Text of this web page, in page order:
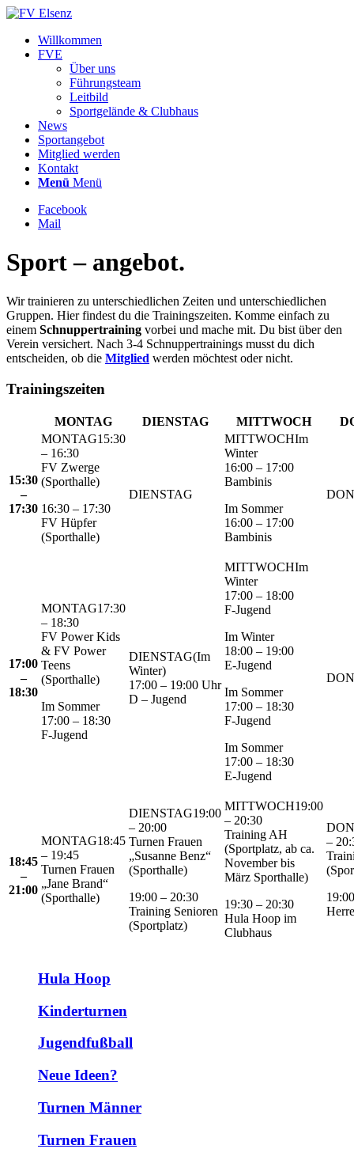
Willkommen
FVE
Über uns
Führungsteam
Leitbild
Sportgelände & Clubhaus
News
Sportangebot
Mitglied werden
Kontakt
Menü Menü
Facebook
Mail
Sport – angebot.
Wir trainieren zu unterschiedlichen Zeiten und unterschiedlichen
Gruppen. Hier findest du die Trainingszeiten. Komme einfach zu
einem Schnuppertraining vorbei und mache mit. Du bist über den
Verein versichert. Nach 3-4 Schnuppertrainings musst du dich
entscheiden, ob die Mitglied werden möchtest oder nicht.
Trainingszeiten
MONTAG DIENSTAG MITTWOCH
15:30
–
17:30
15:30
– 16:30
FV Zwerge
(Sporthalle)
16:30 – 17:30
FV Hüpfer
(Sporthalle)
Im
Winter
16:00 – 17:00
Bambinis
Im Sommer
16:00 – 17:00
Bambinis
17:00
–
18:30
17:30
– 18:30
FV Power Kids
& FV Power
Teens
(Sporthalle)
Im Sommer
17:00 – 18:30
F-Jugend
(Im
Winter)
17:00 – 19:00 Uhr
D – Jugend
Im
Winter
17:00 – 18:00
F-Jugend
Im Winter
18:00 – 19:00
E-Jugend
Im Sommer
17:00 – 18:30
F-Jugend
Im Sommer
17:00 – 18:30
E-Jugend
18:45
–
21:00
18:45
– 19:45
Turnen Frauen
„Jane Brand“
(Sporthalle)
19:00
– 20:00
Turnen Frauen
„Susanne Benz“
(Sporthalle)
19:00 – 20:30
Training Senioren
(Sportplatz)
19:00
– 20:30
Training AH
(Sportplatz, ab ca.
November bis
März Sporthalle)
19:30 – 20:30
Hula Hoop im
Clubhaus
–
Hula Hoop
Kinderturnen
Jugendfußball
Neue Ideen?
Turnen Männer
Turnen Frauen